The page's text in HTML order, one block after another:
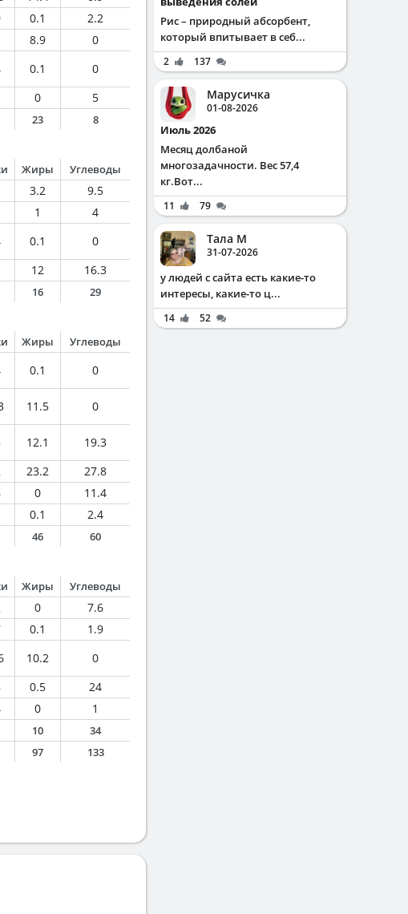
0.1
2.2
8.9
0
0.1
0
0
5
23 8
Жиры Углеводы
3.2
9.5
1
4
0.1
0
12
16.3
16 29
Жиры Углеводы
0.1
0
11.5
0
12.1
19.3
23.2
27.8
0
11.4
0.1
2.4
46 60
Жиры Углеводы
0
7.6
0.1
1.9
10.2
0
0.5
24
0
1
10 34
97 133
Рис – природный абсорбент,
который впитывает в себ...
2 137
Марусичка
01-08-2026
Июль 2026
Месяц долбаной
многозадачности. Вес 57,4
кг.Вот...
11 79
Тала М
31-07-2026
у людей с сайта есть какие-то
интересы, какие-то ц...
14 52